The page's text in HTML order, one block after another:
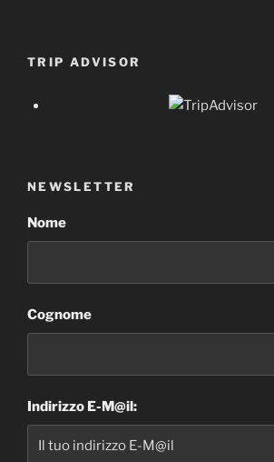
TRIP ADVISOR
NEWSLETTER
Nome
Cognome
Indirizzo E-M@il: